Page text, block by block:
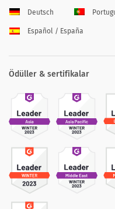
Deutsch
Español / España
Ödüller & sertifikalar